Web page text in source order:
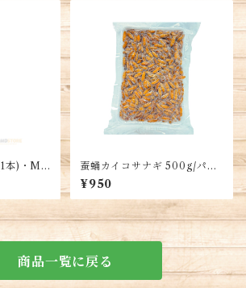
本)・Ma
Tươ
蚕蛹カイコサナギ 500g/パッ
ク・Silkworm pupae・Nhộn
g tằm
¥950
商品一覧に戻る